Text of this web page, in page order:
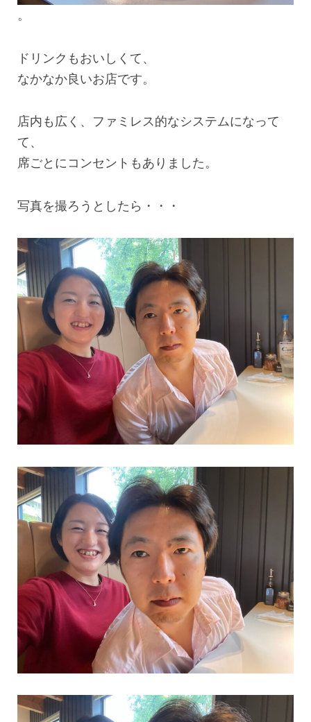
。
ドリンクもおいしくて、
なかなか良いお店です。
店内も広く、ファミレス的なシステムになって
て、
席ごとにコンセントもありました。
写真を撮ろうとしたら・・・